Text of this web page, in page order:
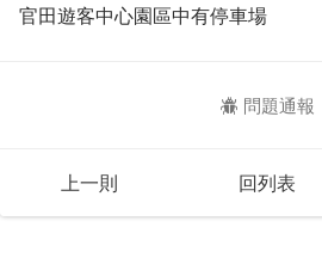
官田遊客中心園區中有停車場
問題通報
上一則 回列表